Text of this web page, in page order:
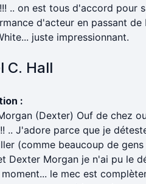
.. on est tous d'accord pour
d'acteur en passant de
juste impressionnant.
C. Hall
:
(Dexter) Ouf de chez
.. J'adore parce que je
(comme beaucoup de gens
Dexter Morgan je n'ai pu le
le mec est